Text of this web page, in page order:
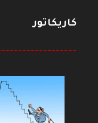
كاريكاتور